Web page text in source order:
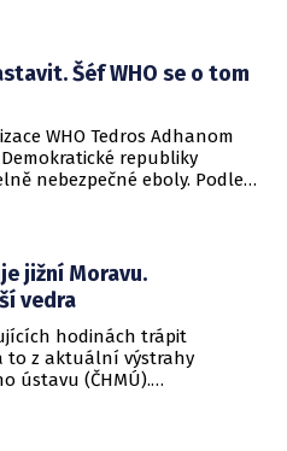
Šéf WHO se o tom
WHO Tedros Adhanom
republiky
nebezpečné eboly. Podle
jižní Moravu.
vedra
hodinách trápit
to z aktuální výstrahy
ústavu (ČHMÚ).